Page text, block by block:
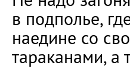
в подполье,
наедине со
тараканами, а